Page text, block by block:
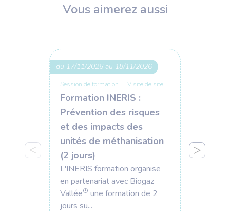
Vous aimerez aussi
du 17/11/2026 au 18/11/2026
Session de formation | Visite de site
Formation INERIS :
Prévention des risques
et des impacts des
unités de méthanisation
(2 jours)
L'INERIS formation organise
en partenariat avec Biogaz
Vallée® une formation de 2
jours su...